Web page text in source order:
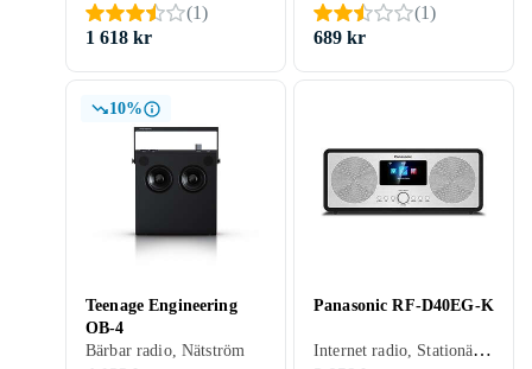
(1)
1 618 kr
(1)
689 kr
10%
Teenage Engineering
OB-4
Bärbar radio, Nätström
Panasonic RF-D40EG-K
Internet radio, Stationär radio, Bärbar radio, FM, Internetströmning, DAB+, SW, Display, Retro Radio